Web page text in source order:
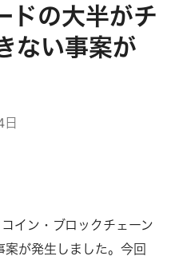
ドの大半がチ
ない事案が
イン・ブロックチェーン
が発生しました。今回